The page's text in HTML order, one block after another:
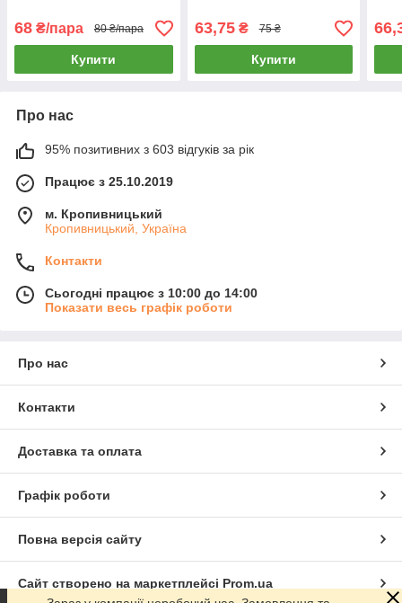
68 ₴/пара 80 ₴/пара
Купити
63,75₴ 75 ₴
Купити
Про нас
95% позитивних з 603 відгуків за рік
Працює з 25.10.2019
м. Кропивницький
Кропивницький, Україна
Контакти
Сьогодні працює з 10:00 до 14:00
Показати весь графік роботи
Про нас
Контакти
Доставка та оплата
Графік роботи
Повна версія сайту
Сайт створено на маркетплейсі Prom.ua